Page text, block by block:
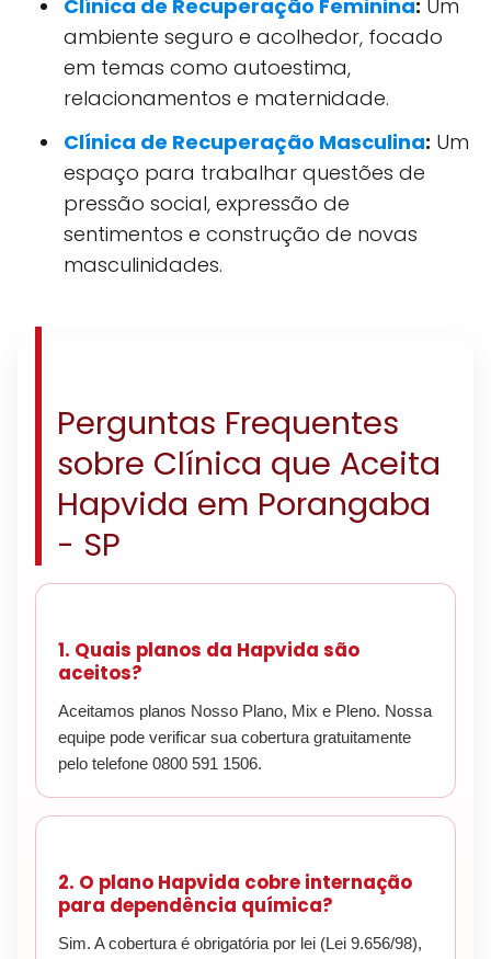
Clínica de Recuperação Feminina: Um
ambiente seguro e acolhedor, focado
em temas como autoestima,
relacionamentos e maternidade.
Clínica de Recuperação Masculina: Um
espaço para trabalhar questões de
pressão social, expressão de
sentimentos e construção de novas
masculinidades.
Perguntas Frequentes
sobre Clínica que Aceita
Hapvida em Porangaba
- SP
1. Quais planos da Hapvida são
aceitos?
Aceitamos planos Nosso Plano, Mix e Pleno. Nossa
equipe pode verificar sua cobertura gratuitamente
pelo telefone 0800 591 1506.
2. O plano Hapvida cobre internação
para dependência química?
Sim. A cobertura é obrigatória por lei (Lei 9.656/98),